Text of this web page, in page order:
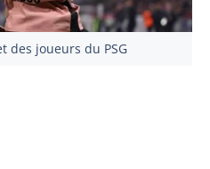
des joueurs du PSG